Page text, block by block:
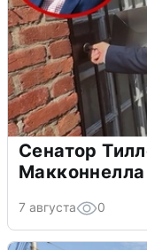
Сенатор
Макконнелла
7 августа 0